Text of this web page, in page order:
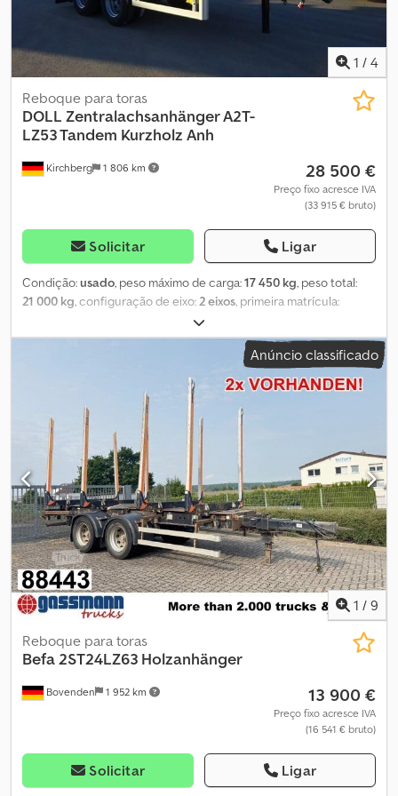
1 / 4
Kirchberg 1 806 km
Reboque para toras
DOLL Zentralachsanhänger A2T-
LZ53 Tandem Kurzholz Anh
28 500 €
Preço fixo acresce IVA
(33 915 € bruto)
Solicitar Ligar
Condição:usado, peso máximo de carga:17 450 kg, peso total:
21 000 kg, configuração de eixo:2 eixos, primeira matrícula:
, próxima inspeção (TÜV):10/2026
Proteção antiencastramento em aço, pára-lamas em plástico,
cobertura contínua do chassi em alumínio, apoio manual
(capacidade de carga de 5t), travões de tambor, 2 faróis de
trabalho LED, estrutura de cavalete. 4 x cavaletes de aço Doll tipo
Mammut, 8 x estacas quadradas rígidas Doll de 2550 mm.
Comprimentos de carga: 2 x 2000 mm / 2500 mm / 3000 mm ou 1 x
4000 mm / 5000 mm / 6000 mm. Olhal de reboque de 50 mm.
Crjdpfxer Ahg Dj Abusf
Anúncio classificado
1 / 9
Bovenden 1 952 km
Reboque para toras
Befa2ST24LZ63 Holzanhänger
13 900 €
Preço fixo acresce IVA
(16 541 € bruto)
Solicitar Ligar